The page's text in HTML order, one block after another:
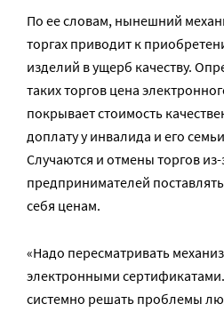
По ее словам, нынешний
торгах приводит к
изделий в ущерб качеству.
таких торгов цена
покрывает стоимость
доплату у инвалида и его
Случаются и отмены торгов
предпринимателей
себя ценам.
«Надо пересматривать
электронными
системно решать проблемы